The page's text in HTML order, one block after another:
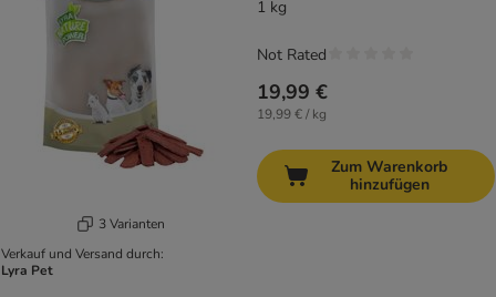
3 Varianten
Verkauf und Versand durch:
Lyra Pet
1 kg
19,99 €
19,99 € / kg
Not Rated
Zum Warenkorb
hinzufügen